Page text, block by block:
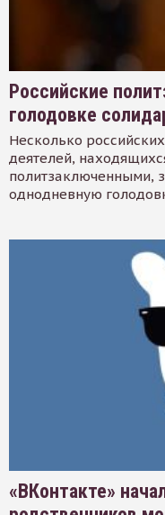
Российские
голодовке
Несколько
деятелей,
политзаключенными,
однодневную
«ВКонтакте»